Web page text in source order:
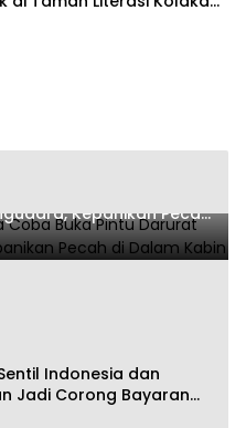
Coba Buka Pintu
Kepanikan Pecah
Indonesia dan
Jadi Corong Bayaran